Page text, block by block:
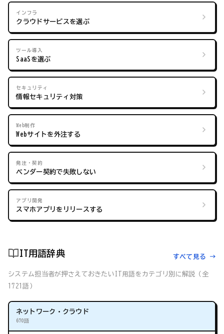
インフラ
クラウドサービスを選ぶ
ツール導入
SaaSを選ぶ
セキュリティ
情報セキュリティ対策
Web制作
Webサイトを外注する
発注・契約
ベンダー契約で失敗しない
アプリ開発
スマホアプリをリリースする
IT用語辞典 すべて見る →
システム担当者が押さえておきたいIT用語をカテゴリ別に解説（全
1721語）
ネットワーク・クラウド
670語